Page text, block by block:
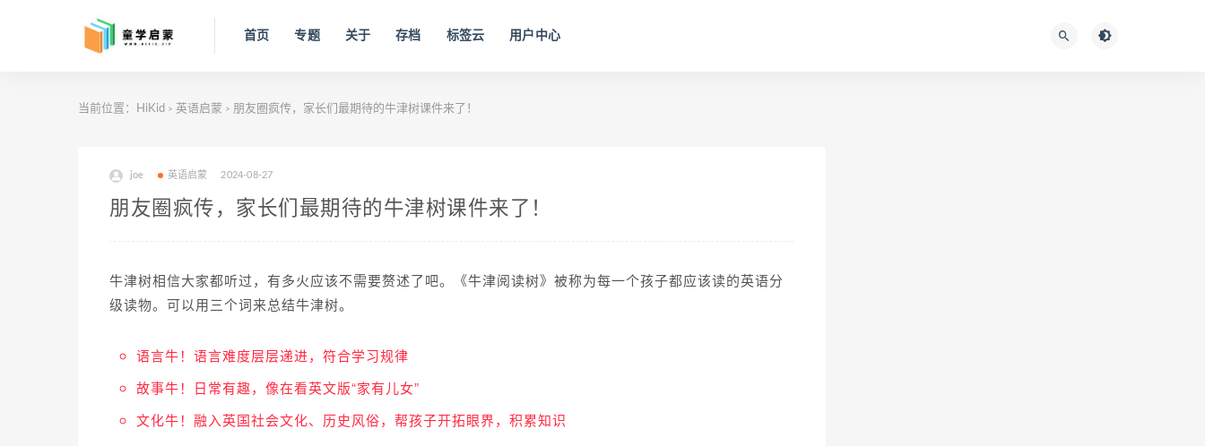
首页 专题 关于 存档 标签云 用户中心
当前位置： HiKid > 英语启蒙 > 朋友圈疯传，家长们最期待的牛津树课件​来了！
joe 英语启蒙 2024-08-27
朋友圈疯传，家长们最期待的牛津树课件​来了！
牛津树相信大家都听过，有多火应该不需要赘述了吧。《牛津阅读树》被称为每一个孩子都应该读的英语分
级读物。可以用三个词来总结牛津树。
语言牛！语言难度层层递进，符合学习规律
故事牛！日常有趣，像在看英文版“家有儿女”
文化牛！融入英国社会文化、历史风俗，帮孩子开拓眼界，积累知识